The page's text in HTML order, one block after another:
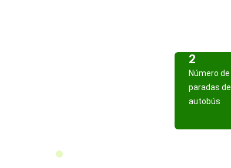
2
Número de
paradas de
autobús